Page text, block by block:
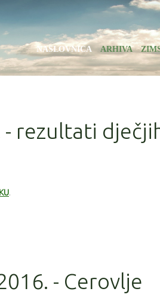
NASLOVNICA ARHIVA
- rezultati
.
- Cerovlje